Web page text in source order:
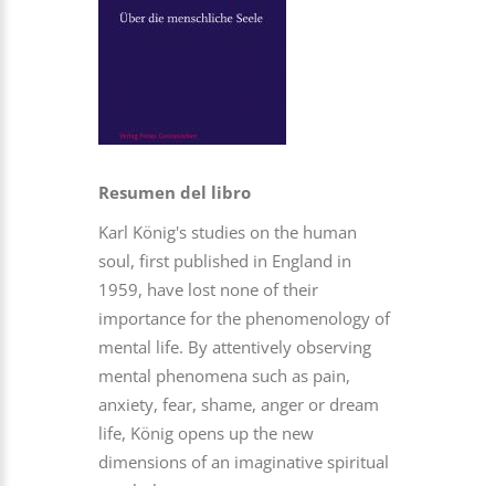
Resumen del libro
Karl König's studies on the human
soul, first published in England in
1959, have lost none of their
importance for the phenomenology of
mental life. By attentively observing
mental phenomena such as pain,
anxiety, fear, shame, anger or dream
life, König opens up the new
dimensions of an imaginative spiritual